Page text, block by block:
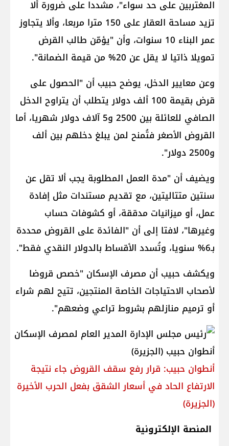
المغتربين على حد سواء"، مشددا على ضرورة ألا
تزيد مساحة العقار على 150 مترا مربعا، وألا يتجاوز
عمر البناء 10 سنوات، وأن "يؤمّن طالب القرض
تمويلا ذاتيا لا يقل عن 20% من قيمة الضمانة".
وعن معايير الدخل، يوضح حبيب أن "الحصول على
قرض بقيمة 100 ألف دولار يتطلب أن يتراوح الدخل
الصافي للعائلة بين 2500 و5 آلاف دولار شهريا، أما
القروض الأصغر فتُمنح لمن يبلغ دخلهم بين ألف
و2500 دولار".
ويضيف أن "مدة العمل المطلوبة يجب ألا تقل عن
سنتين متتاليتين، مع تقديم مستندات مثل إفادة
عمل، أو ميزانيات مدققة، أو كشوفات حساب
وغيرها"، لافتا إلى أن "الفائدة على القروض محددة
بـ6% سنويا، وتُسدد الأقساط بالدولار النقدي فقط".
ويكشف حبيب أن مصرف الإسكان "خصص قروضا
لأصحاب الاحتياجات الخاصة المنتجين، تتيح لهم شراء
أو ترميم منازلهم بشروط تراعي وضعهم".
أنطوان حبيب: قرار رفع سقف القروض جاء نتيجة
الارتفاع الحاد في أسعار الشقق بفعل الحرب الأخيرة
(الجزيرة)
المنصة الإلكترونية